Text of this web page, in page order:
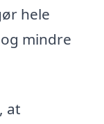
hele
mindre
at